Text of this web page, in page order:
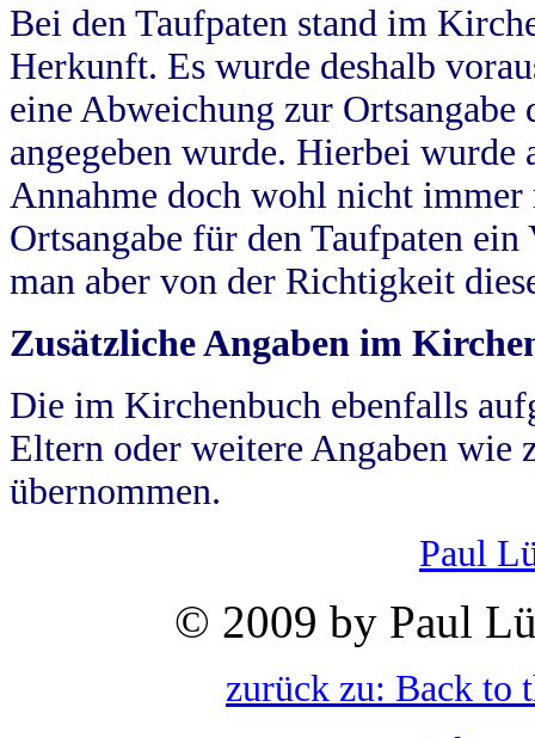
Bei den Taufpaten stand im
Herkunft. Es wurde deshalb
eine Abweichung zur
angegeben wurde. Hierbei wurde
Annahme doch wohl nicht
Ortsangabe für den Taufpaten
man aber von der Richtigkeit
Zusätzliche Angaben im
Die im Kirchenbuch ebenfalls
Eltern oder weitere Angaben wie
übernommen.
Paul
© 2009 by Paul
zurück zu: Back to